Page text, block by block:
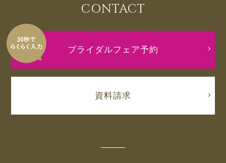
CONTACT
ブライダルフェア予約
資料請求